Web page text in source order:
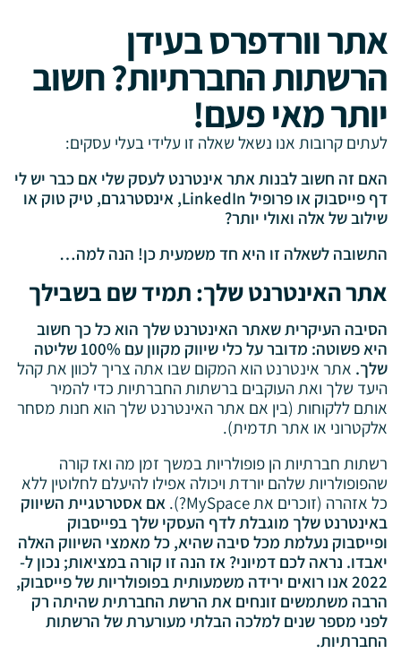
אתר וורדפרס בעידן
הרשתות החברתיות? חשוב
יותר מאי פעם!
לעתים קרובות אנו נשאל שאלה זו עלידי בעלי עסקים:
האם זה חשוב לבנות אתר אינטרנט לעסק שלי אם כבר יש לי
דף פייסבוק או פרופיל LinkedIn, אינסטרגרם, טיק טוק או
שילוב של אלה ואולי יותר?
התשובה לשאלה זו היא חד משמעית כן! הנה למה…
אתר האינטרנט שלך: תמיד שם בשבילך
הסיבה העיקרית שאתר האינטרנט שלך הוא כל כך חשוב
היא פשוטה: מדובר על כלי שיווק מקוון עם 100% שליטה
שלך.אתר אינטרנט הוא המקום שבו אתה צריך לכוון את קהל
היעד שלך ואת העוקבים ברשתות החברתיות כדי להמיר
אותם ללקוחות (בין אם אתר האינטרנט שלך הוא חנות מסחר
אלקטרוני או אתר תדמית).
רשתות חברתיות הן פופולריות במשך זמן מה ואז קורה
שהפופולריות שלהם יורדת ויכולה אפילו להיעלם לחלוטין ללא
כל אזהרה (זוכרים את MySpace?).
אם אסטרטגיית השיווק
באינטרנט שלך מוגבלת לדף העסקי שלך בפייסבוק
ופייסבוק נעלמת מכל סיבה שהיא, כל מאמצי השיווק האלה
יאבדו. נראה לכם דמיוני? אז הנה זו קורה במציאות; נכון ל-
2022 אנו רואים ירידה משמעותית בפופולריות של פייסבוק,
הרבה משתמשים זונחים את הרשת החברתית שהיתה רק
לפני מספר שנים למלכה הבלתי מעורערת של הרשתות
החברתיות.